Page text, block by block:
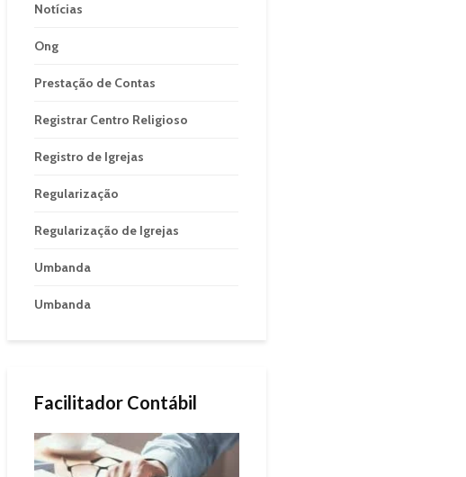
Notícias
Ong
Prestação de Contas
Registrar Centro Religioso
Registro de Igrejas
Regularização
Regularização de Igrejas
Umbanda
Umbanda
Facilitador Contábil